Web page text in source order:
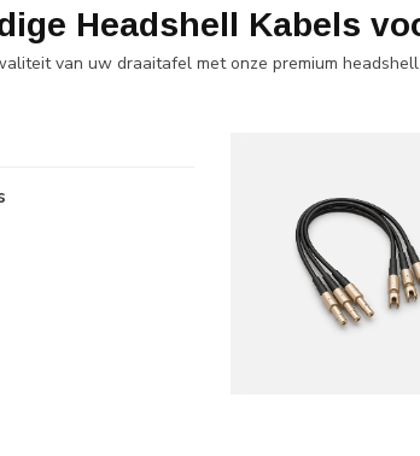
Headshell Kabels
van uw draaitafel met onze premium